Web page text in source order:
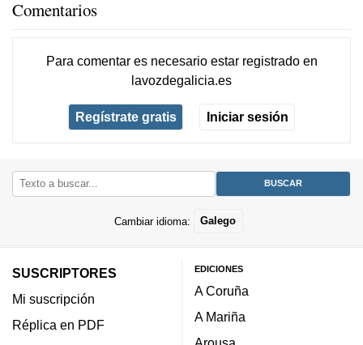
Comentarios
Para comentar es necesario estar registradoen
lavozdegalicia.es
Regístrate gratis Iniciar sesión
Cambiar idioma: Galego
SUSCRIPTORES
Mi suscripción
Réplica en PDF
EDICIONES
A Coruña
A Mariña